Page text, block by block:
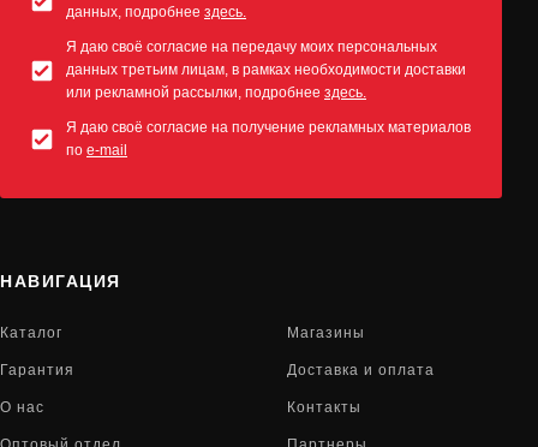
данных, подробнее здесь.
Я даю своё согласие на передачу моих персональных
данных третьим лицам, в рамках необходимости доставки
или рекламной рассылки, подробнее здесь.
Я даю своё согласие на получение рекламных материалов
по e-mail
НАВИГАЦИЯ
Каталог Магазины
Гарантия Доставка и оплата
О нас Контакты